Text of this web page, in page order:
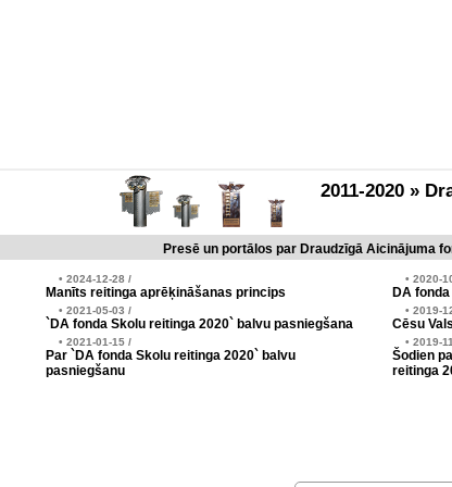
2011-2020 »
Presē un portālos par Draudzīgā Aicinājuma
• 2024-12-28 /
Manīts reitinga aprēķināšanas princips
• 2021-05-03 /
`DA fonda Skolu reitinga 2020` balvu pasniegšana
• 2021-01-15 /
Par `DA fonda Skolu reitinga 2020` balvu
pasniegšanu
• 2020-
DA
• 2019-
Cēsu
• 2019-
Šodien
reitinga